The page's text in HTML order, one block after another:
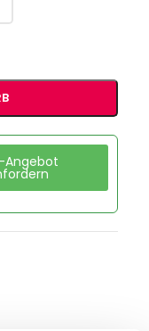
Angebot